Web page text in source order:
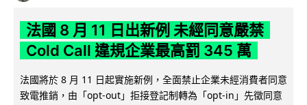
法國 8 月 11 日出新例 未經同意嚴禁
Cold Call 違規企業最高罰 345 萬
法國將於 8 月 11 日起實施新例，全面禁止企業未經消費者同意
致電推銷，由「opt-out」拒接登記制轉為「opt-in」先徵同意